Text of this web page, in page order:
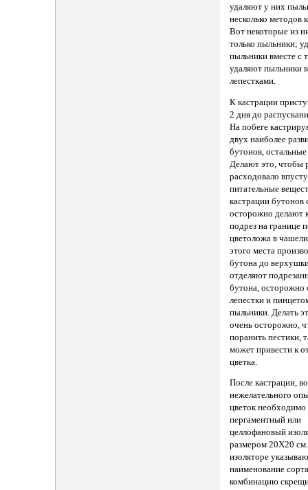
удаляют у них
несколько методов
Вот некоторые из
только пыльники;
пыльники вместе с
удаляют пыльники
лепестками.
К кастрации
2 дня до
На побеге
двух наиболее
бутонов,
Делают это, чтобы
расходовало
питательные
кастрации бутонов
осторожно делают
подрез на границе
цветоложа в
этого места
бутона до
отделяют
бутона, осторожно
лепестки и
пыльники. Делать
очень осторожно,
поранить пестики,
может привести к
цветка.
После кастрации,
нежелательного
цветок необходимо
пергаментный или
целлофановый
размером 20X20
изоляторе
наименование
комбинацию